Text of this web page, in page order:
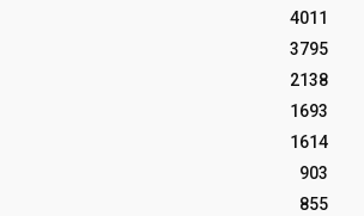
4011
3795
2138
1693
1614
903
855